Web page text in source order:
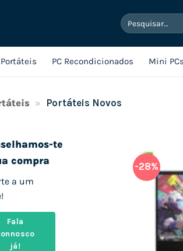
Pesquisar
por:
Portáteis PC Recondicionados Mini PCs
» Portáteis Novos
te
compra
a um
Fala
já!
-28%